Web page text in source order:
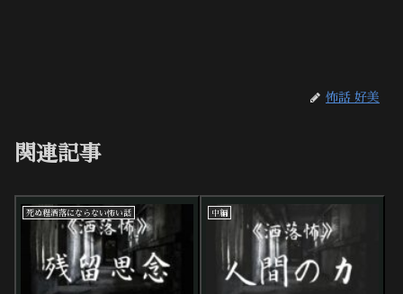
怖話 好美
関連記事
死ぬ程洒落にならない怖い話 中編